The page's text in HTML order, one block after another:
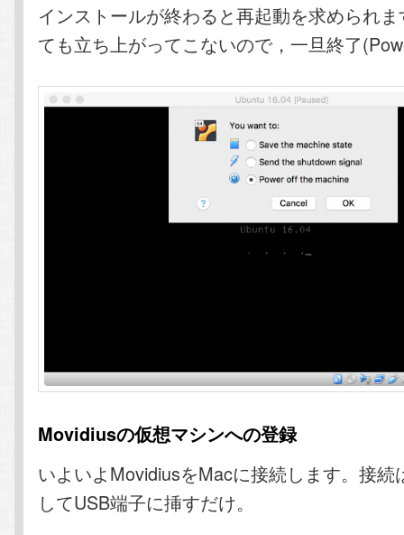
インストールが終わると再起動を求められ
ても立ち上がってこないので，一旦終了
Movidiusの仮想マシンへの登録
いよいよMovidiusをMacに接続します。接続
してUSB端子に挿すだけ。